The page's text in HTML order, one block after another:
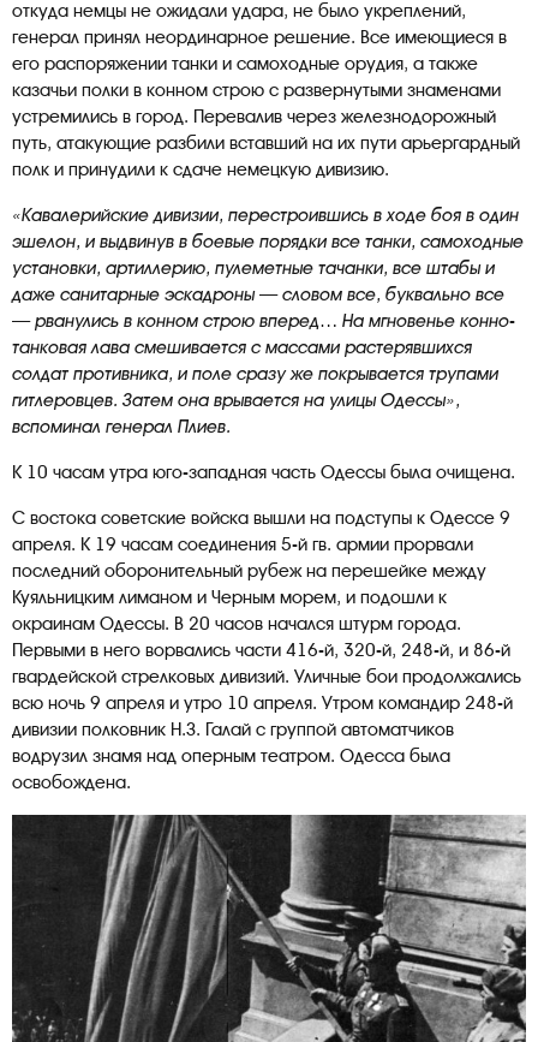
откуда немцы не ожидали удара, не было укреплений,
генерал принял неординарное решение. Все имеющиеся в
его распоряжении танки и самоходные орудия, а также
казачьи полки в конном строю с развернутыми знаменами
устремились в город. Перевалив через железнодорожный
путь, атакующие разбили вставший на их пути арьергардный
полк и принудили к сдаче немецкую дивизию.
«Кавалерийские дивизии, перестроившись в ходе боя в один
эшелон, и выдвинув в боевые порядки все танки, самоходные
установки, артиллерию, пулеметные тачанки, все штабы и
даже санитарные эскадроны — словом все, буквально все
— рванулись в конном строю вперед… На мгновенье конно-
танковая лава смешивается с массами растерявшихся
солдат противника, и поле сразу же покрывается трупами
гитлеровцев. Затем она врывается на улицы Одессы»,
вспоминал генерал Плиев.
К 10 часам утра юго-западная часть Одессы была очищена.
С востока советские войска вышли на подступы к Одессе 9
апреля. К 19 часам соединения 5-й гв. армии прорвали
последний оборонительный рубеж на перешейке между
Куяльницким лиманом и Черным морем, и подошли к
окраинам Одессы. В 20 часов начался штурм города.
Первыми в него ворвались части 416-й, 320-й, 248-й, и 86-й
гвардейской стрелковых дивизий. Уличные бои продолжались
всю ночь 9 апреля и утро 10 апреля. Утром командир 248-й
дивизии полковник Н.З. Галай с группой автоматчиков
водрузил знамя над оперным театром. Одесса была
освобождена.